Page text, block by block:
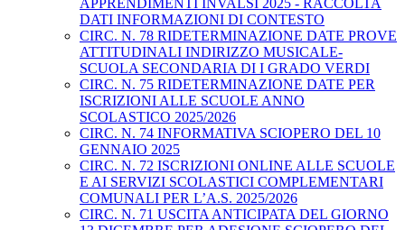
APPRENDIMENTI INVALSI 2025 - RACCOLTA
DATI INFORMAZIONI DI CONTESTO
CIRC. N. 78 RIDETERMINAZIONE DATE PROVE
ATTITUDINALI INDIRIZZO MUSICALE-
SCUOLA SECONDARIA DI I GRADO VERDI
CIRC. N. 75 RIDETERMINAZIONE DATE PER
ISCRIZIONI ALLE SCUOLE ANNO
SCOLASTICO 2025/2026
CIRC. N. 74 INFORMATIVA SCIOPERO DEL 10
GENNAIO 2025
CIRC. N. 72 ISCRIZIONI ONLINE ALLE SCUOLE
E AI SERVIZI SCOLASTICI COMPLEMENTARI
COMUNALI PER L’A.S. 2025/2026
CIRC. N. 71 USCITA ANTICIPATA DEL GIORNO